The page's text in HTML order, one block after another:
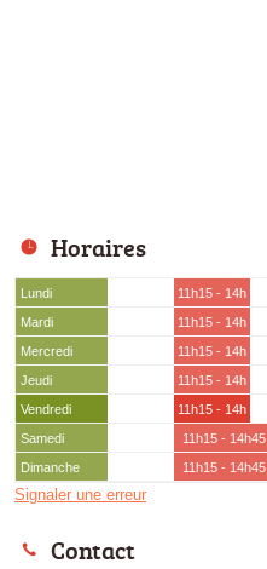
Horaires
Lundi 11h15 - 14h
Mardi
11h15 - 14h
Mercredi
11h15 - 14h
Jeudi
11h15 - 14h
Vendredi
11h15 - 14h
Samedi
11h15 - 14h45
Dimanche
11h15 - 14h45
Signaler une erreur
Contact